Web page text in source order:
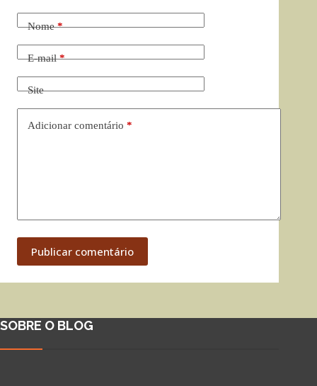
Nome*
E-mail*
Site
Adicionar comentário *
Publicar comentário
SOBRE O BLOG